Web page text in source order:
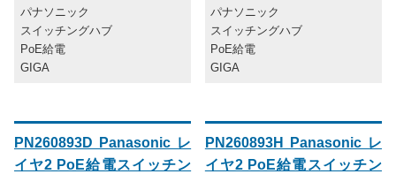
パナソニック
スイッチングハブ
PoE給電
GIGA
パナソニック
スイッチングハブ
PoE給電
GIGA
PN260893D Panasonic レ
イヤ2 PoE給電スイッチン
PN260893H Panasonic レ
イヤ2 PoE給電スイッチン